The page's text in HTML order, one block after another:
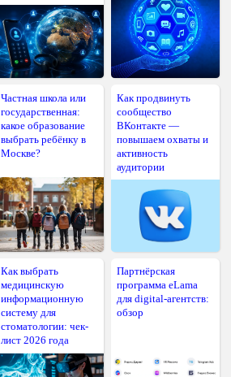
Частная школа или
государственная:
какое образование
выбрать ребёнку в
Москве?
Как продвинуть
сообщество
ВКонтакте —
повышаем охваты и
активность
аудитории
Как выбрать
медицинскую
информационную
систему для
стоматологии: чек-
лист 2026 года
Партнёрская
программа eLama
для digital-агентств:
обзор